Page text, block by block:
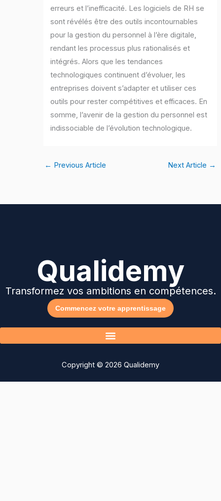
erreurs et l’inefficacité. Les logiciels de RH se
sont révélés être des outils incontournables
pour la gestion du personnel à l’ère digitale,
rendant les processus plus rationalisés et
intégrés. Alors que les tendances
technologiques continuent d’évoluer, les
entreprises doivent s’adapter et utiliser ces
outils pour rester compétitives et efficaces. En
somme, l’avenir de la gestion du personnel est
indissociable de l’évolution technologique.
← Previous Article Next Article →
Qualidemy
Transformez vos ambitions en compétences.
Commencez votre apprentissage
Copyright © 2026 Qualidemy